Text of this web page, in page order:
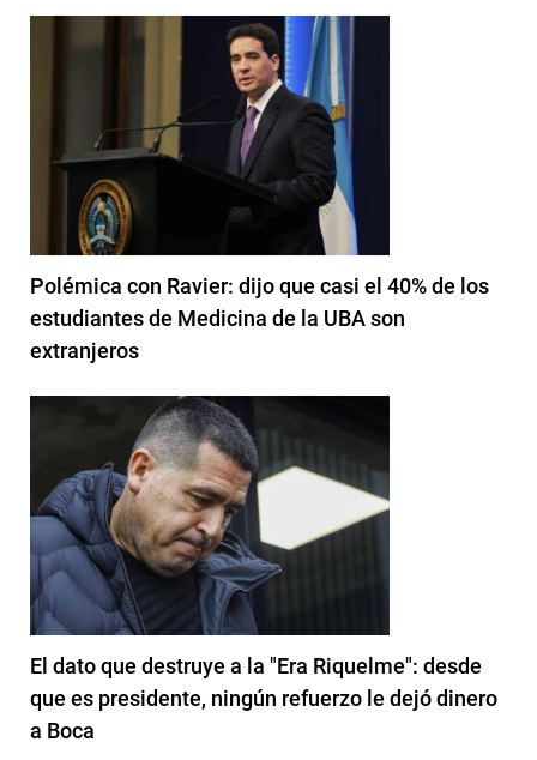
Polémica con Ravier: dijo que casi el 40% de los
estudiantes de Medicina de la UBA son
extranjeros
El dato que destruye a la "Era Riquelme": desde
que es presidente, ningún refuerzo le dejó dinero
a Boca